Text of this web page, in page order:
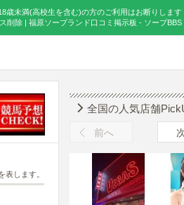
歳未満(高校生を含む)の方のご利用はお断りします
削除 | 福原ソープランド口コミ掲示板 - ソープBBS
します。
全国の人気店舗
前へ